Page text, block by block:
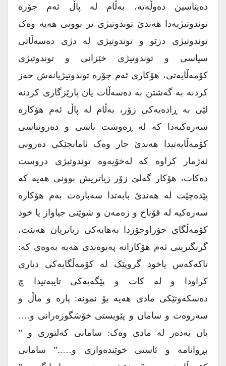
دەیناسین دەوڵەتە، بەڵام لە پاڵ ئەم جۆرە
توندوتیژیەدا هەندێ توندوتیژی تر بوونی هەیە وەک
توندوتیژی دزێو و توندوتیژی لە دژی دەسەڵاتی
سیاسی و توندوتیژی خێزانی و توندوتیژی
کۆمەڵایەتی، هۆکاری ئەم جۆرە توندوتیژیانەش حەز
کردنە بە گەشتن بە دەسەڵات یان پارێزگاری کردنە
لێی بە ڕادەیەکی زۆر، بەڵام لە پاڵ ئەم هۆکارە
سەرەکیەدا کە لە ڕەوشت ناسی و دەرونناسی
کۆمەڵایەتیدا هەندێ جار وەک ئامانجێکی دەرونی
ئەژمار کراوە کە لەخۆیەوە توندوتیژی دروست
دەکات، هۆکار گەلێ زۆر زیاتریش بوونی هەیە کە
پێدەچێت لە هەندێ بابەتدا سەبارەت بەم هۆکارە
سەرەکیە لە قۆناخ و زەمەن و شوێنی جیاواز یا خود
کۆمەڵگای جۆراوجۆردا بەهایەکی زیاتریان هەبێت،
گرنگترینی ئەم هۆکارانە پەیوەندی هەیە بەوەی کە:
تاکەکەس یاخود گروپێک لە کۆمەڵگایەکی دیاری
کراودا و لە کات و پێگەیەکی تایبەتیدا چ
دەسکەوتێکی مادی هەیە بۆ نمونە: پارە و ماڵ و
سەروەت و سامان و پێویستی خۆشگوزەرانی و….
یان بەدەر لە مادی وەک: سامانی کەلتوری و ”
بڕوانامە و ئاستی خوێندەواری و…..” سامانی